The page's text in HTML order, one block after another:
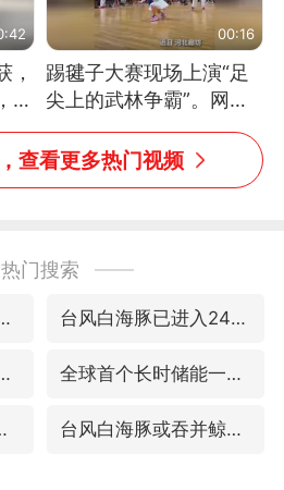
，
用
00:16
踢毽子大赛现场上演“足
尖上的武林争霸”。网
友：这哪是踢毽子，分明
是武侠片现场！#睡个好
查看更多热门视频
热门搜索
恢复外交关系 台风白海豚已进入24小时警戒线
吐槽内裤质量差 全球首个长时储能一体化产业园量产
利亚女篮 台风白海豚或吞并鲸鱼 登陆地点更新